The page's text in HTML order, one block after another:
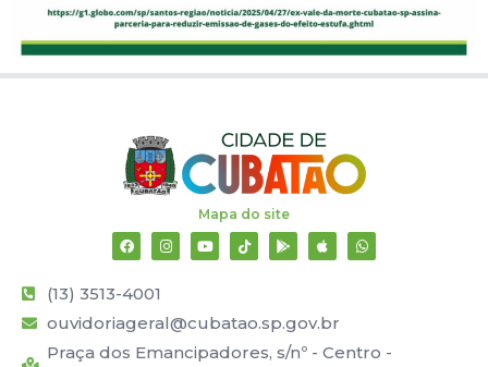
Mapa do site
(13) 3513-4001
ouvidoriageral@cubatao.sp.gov.br
Praça dos Emancipadores, s/nº - Centro -